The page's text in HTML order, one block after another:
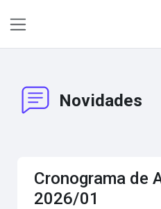
Novidades
Cronograma de
2026/01